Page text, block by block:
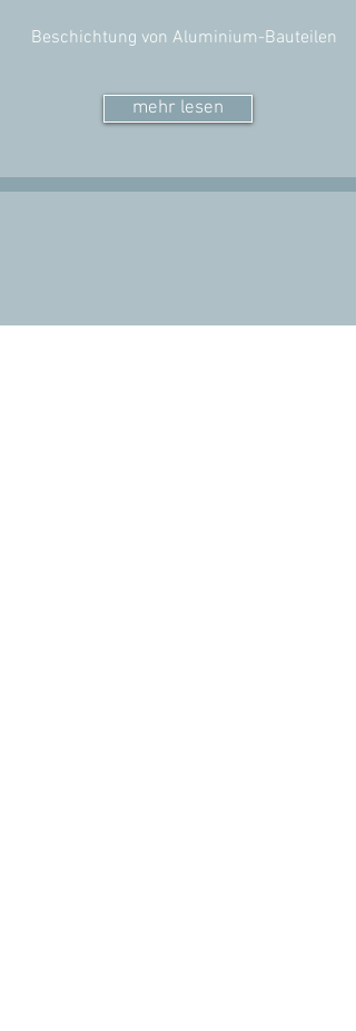
Beschichtung von Aluminium-Bauteilen
mehr lesen